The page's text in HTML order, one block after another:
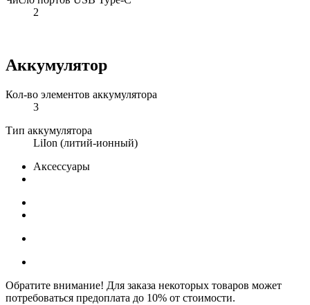
2
Аккумулятор
Кол-во элементов аккумулятора
3
Тип аккумулятора
LiIon (литий-ионный)
Аксессуары
Обратите внимание! Для заказа некоторых товаров может
потребоваться предоплата до 10% от стоимости.